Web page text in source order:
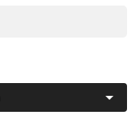
